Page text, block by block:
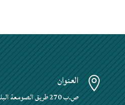
 العنوان
ص.ب 270 طريق الصومعة البليدة